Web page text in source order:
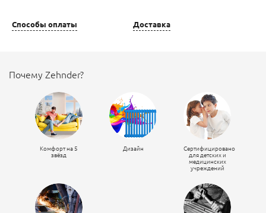
Способы оплаты Доставка
Почему Zehnder?
Комфорт на 5
звёзд
Дизайн
Сертифицировано
для детских и
медицинских
учреждений